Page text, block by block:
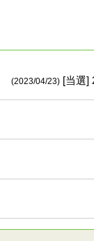
(2023/04/23)[当選]